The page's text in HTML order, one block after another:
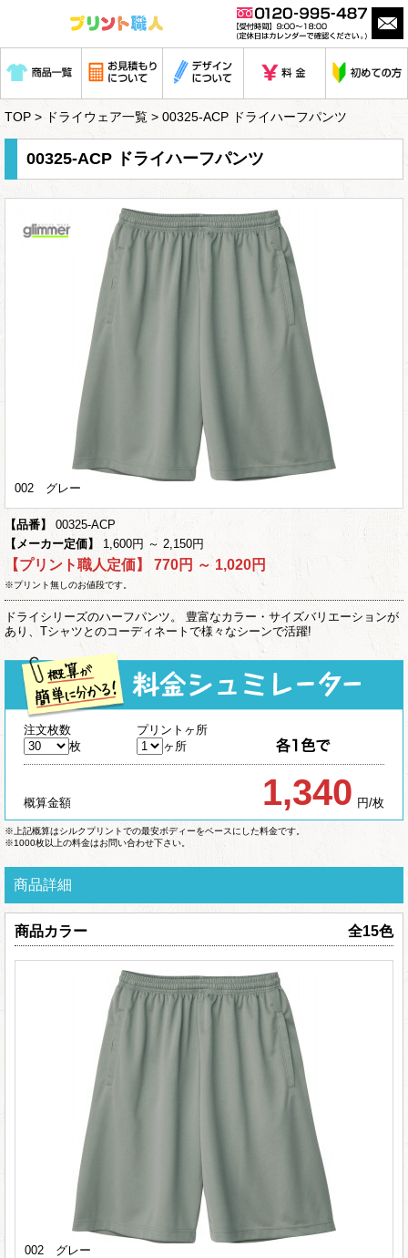
TOP > ドライウェア一覧 > 00325-ACP ドライハーフパンツ
00325-ACP ドライハーフパンツ
002 グレー
【品番】
00325-ACP
【メーカー定価】
1,600円 ～ 2,150円
【プリント職人定価】 770円 ～ 1,020円
※プリント無しのお値段です。
ドライシリーズのハーフパンツ。 豊富なカラー・サイズバリエーションが
あり、Tシャツとのコーディネートで様々なシーンで活躍!
注文枚数
プリントヶ所
枚
ヶ所
概算金額 1,340 円/枚
※上記概算はシルクプリントでの最安ボディーをベースにした料金です。
※1000枚以上の料金はお問い合わせ下さい。
商品詳細
商品カラー 全15色
002 グレー